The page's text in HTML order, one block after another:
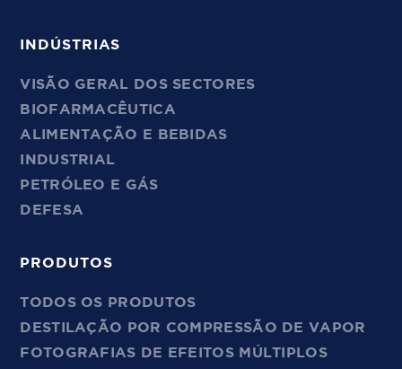
INDÚSTRIAS
VISÃO GERAL DOS SECTORES
BIOFARMACÊUTICA
ALIMENTAÇÃO E BEBIDAS
INDUSTRIAL
PETRÓLEO E GÁS
DEFESA
PRODUTOS
TODOS OS PRODUTOS
DESTILAÇÃO POR COMPRESSÃO DE VAPOR
FOTOGRAFIAS DE EFEITOS MÚLTIPLOS